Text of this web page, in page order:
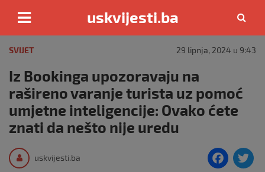
content
uskvijesti.ba
SVIJET 29 lipnja, 2024 u 9:43
Iz Bookinga upozoravaju na
rašireno varanje turista uz pomoć
umjetne inteligencije: Ovako ćete
znati da nešto nije uredu
uskvijesti.ba
F